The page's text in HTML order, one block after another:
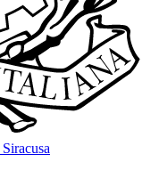
Siracusa